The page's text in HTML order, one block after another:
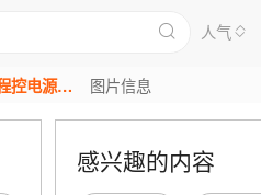
人气
三路程控电源图片 图片信息
感兴趣的内容